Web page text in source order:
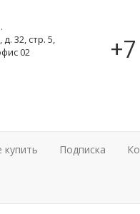
32, стр. 5,
02
купить Подписка